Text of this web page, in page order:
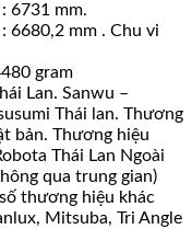
6731 mm.
6680,2 mm . Chu vi
gram
Lan. Sanwu –
Thái lan. Thương
bản. Thương hiệu
Thái Lan Ngoài
qua trung gian)
thương hiệu khác
Mitsuba, Tri Angle